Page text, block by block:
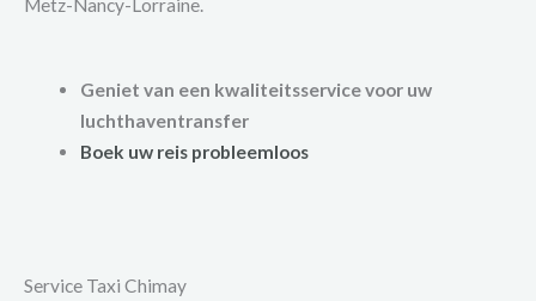
Metz-Nancy-Lorraine.
Geniet van een kwaliteitsservice voor uw
luchthaventransfer
Boek uw reis probleemloos
Service Taxi Chimay